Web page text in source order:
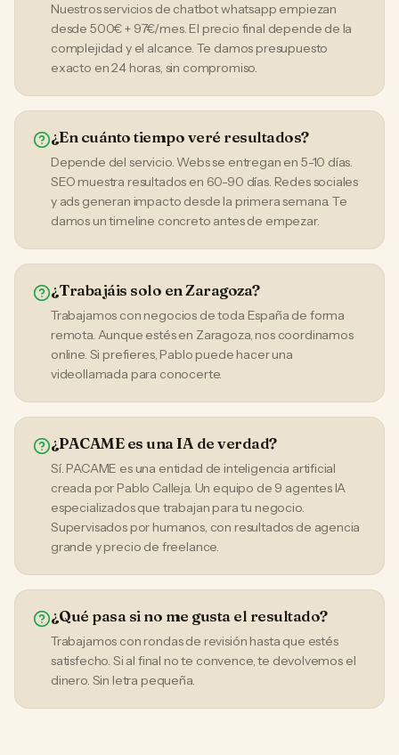
Nuestros servicios de chatbot whatsapp empiezan
desde 500€ + 97€/mes. El precio final depende de la
complejidad y el alcance. Te damos presupuesto
exacto en 24 horas, sin compromiso.
¿En cuánto tiempo veré resultados?
Depende del servicio. Webs se entregan en 5-10 días.
SEO muestra resultados en 60-90 días. Redes sociales
y ads generan impacto desde la primera semana. Te
damos un timeline concreto antes de empezar.
¿Trabajáis solo en Zaragoza?
Trabajamos con negocios de toda España de forma
remota. Aunque estés en Zaragoza, nos coordinamos
online. Si prefieres, Pablo puede hacer una
videollamada para conocerte.
¿PACAME es una IA de verdad?
Sí. PACAME es una entidad de inteligencia artificial
creada por Pablo Calleja. Un equipo de 9 agentes IA
especializados que trabajan para tu negocio.
Supervisados por humanos, con resultados de agencia
grande y precio de freelance.
¿Qué pasa si no me gusta el resultado?
Trabajamos con rondas de revisión hasta que estés
satisfecho. Si al final no te convence, te devolvemos el
dinero. Sin letra pequeña.